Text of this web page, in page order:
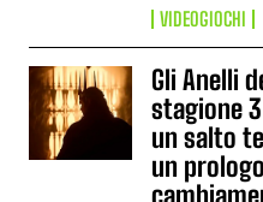
VIDEOGIOCHI
Gli Anelli
stagione
un salto
un